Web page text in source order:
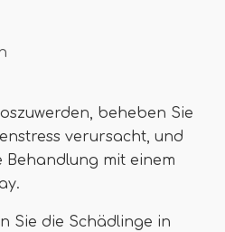
beheben Sie
verursacht, und
mit einem
Sie die Schädlinge in